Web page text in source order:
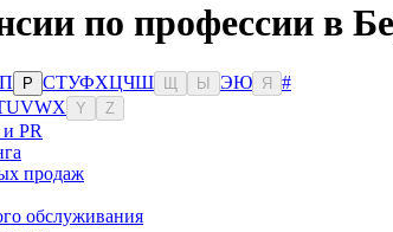
по профессии в
П Р СТУФХЦЧШ Ы ЭЮ Я
#
UVWX Y Z
PR
продаж
обслуживания